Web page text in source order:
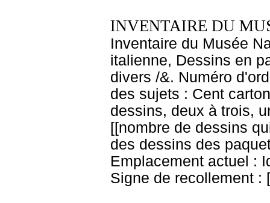
INVENTAIRE DU
Inventaire du Musée
italienne, Dessins en
divers /&. Numéro
des sujets : Cent
dessins, deux à trois,
[[nombre de dessins
des dessins des
Emplacement actuel :
Signe de recollement :